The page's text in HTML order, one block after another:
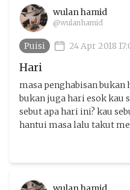
wulan hamid
@wulanhamid
Puisi 24 Apr 2018
Hari
masa penghabisan
bukan juga hari esok kau
sebut apa hari ini? kau
hantui masa lalu takut